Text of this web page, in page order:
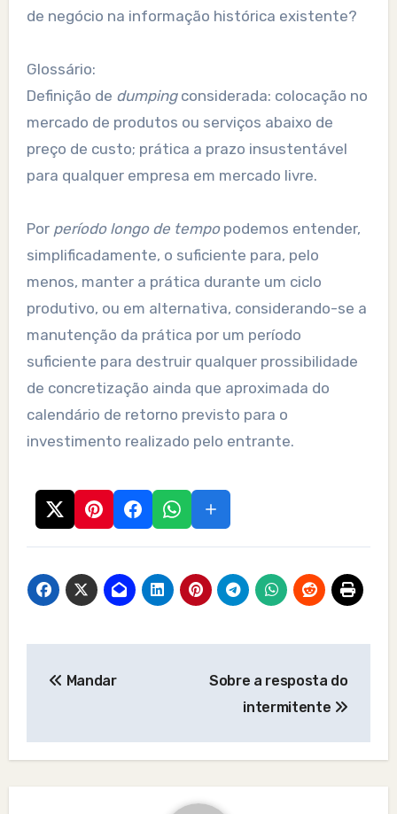
de negócio na informação histórica existente?
Glossário:
Definição de dumpingconsiderada: colocação no
mercado de produtos ou serviços abaixo de
preço de custo; prática a prazo insustentável
para qualquer empresa em mercado livre.
Por período longo de tempopodemos entender,
simplificadamente, o suficiente para, pelo
menos, manter a prática durante um ciclo
produtivo, ou em alternativa, considerando-se a
manutenção da prática por um período
suficiente para destruir qualquer prossibilidade
de concretização ainda que aproximada do
calendário de retorno previsto para o
investimento realizado pelo entrante.
Mandar
Sobre a resposta do
intermitente